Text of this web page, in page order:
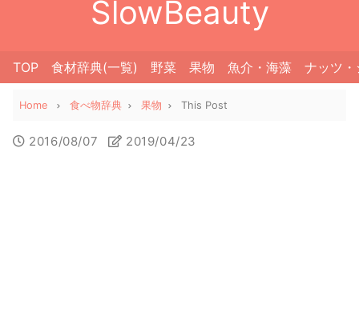
SlowBeauty
TOP 食材辞典(一覧) 野菜 果物 魚介・海藻 ナッツ
Home 食べ物辞典 果物 This Post
2016/08/07 2019/04/23